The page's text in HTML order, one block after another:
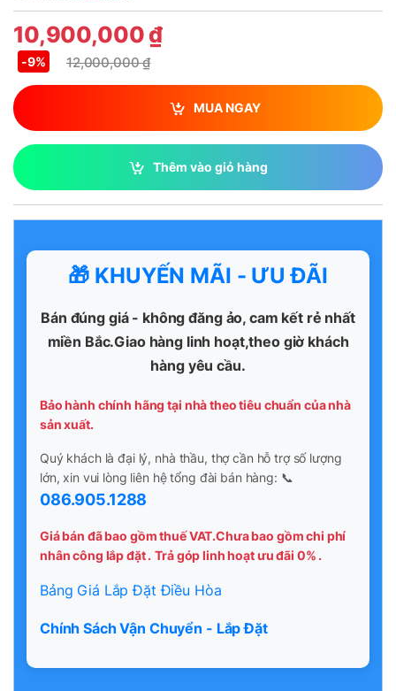
10,900,000 ₫
12,000,000₫
-9%
MUA NGAY
Thêm vào giỏ hàng
🎁 KHUYẾN MÃI - ƯU ĐÃI
Bán đúng giá - không đăng ảo, cam kết rẻ nhất
miền Bắc.Giao hàng linh hoạt,theo giờ khách
hàng yêu cầu.
Bảo hành chính hãng tại nhà theo tiêu chuẩn của nhà
sản xuất.
Quý khách là đại lý, nhà thầu, thợ cần hỗ trợ số lượng
lớn, xin vui lòng liên hệ tổng đài bán hàng: 📞
086.905.1288
Giá bán đã bao gồm thuế VAT.Chưa bao gồm chi phí
nhân công lắp đặt . Trả góp linh hoạt ưu đãi 0% .
Bảng Giá Lắp Đặt Điều Hòa
Chính Sách Vận Chuyển - Lắp Đặt